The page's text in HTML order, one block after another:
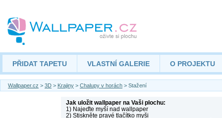
PŘIDAT TAPETU VLASTNÍ GALERIE O PROJEKTU
Wallpaper.cz > 3D > Krajiny > Chalupy v horách > Stažení
Jak uložit wallpaper na Vaši plochu:
1) Najeďte myší nad wallpaper
2) Stiskněte pravé tlačítko myši